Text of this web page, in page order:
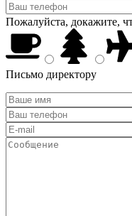
Пожалуйста, докажите,
Письмо директору